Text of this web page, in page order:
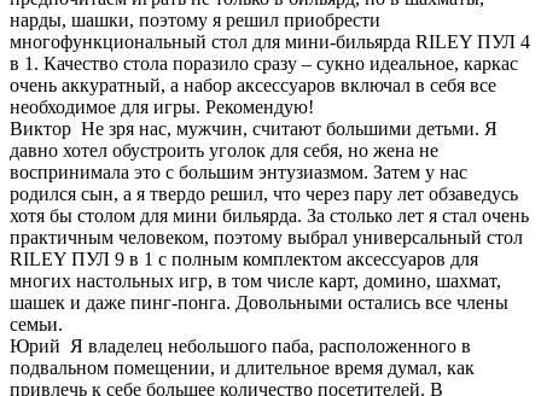
нарды, шашки, поэтому я решил приобрести
многофункциональный стол для мини-бильярда RILEY ПУЛ 4
в 1. Качество стола поразило сразу – сукно идеальное, каркас
очень аккуратный, а набор аксессуаров включал в себя все
необходимое для игры. Рекомендую!
Виктор Не зря нас, мужчин, считают большими детьми. Я
давно хотел обустроить уголок для себя, но жена не
воспринимала это с большим энтузиазмом. Затем у нас
родился сын, а я твердо решил, что через пару лет обзаведусь
хотя бы столом для мини бильярда. За столько лет я стал очень
практичным человеком, поэтому выбрал универсальный стол
RILEY ПУЛ 9 в 1 с полным комплектом аксессуаров для
многих настольных игр, в том числе карт, домино, шахмат,
шашек и даже пинг-понга. Довольными остались все члены
семьи.
Юрий Я владелец небольшого паба, расположенного в
подвальном помещении, и длительное время думал, как
привлечь к себе большее количество посетителей. В